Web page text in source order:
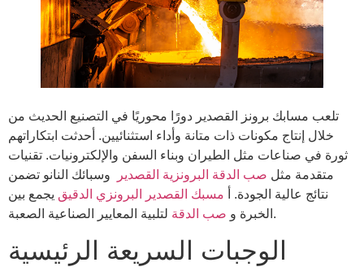
تلعب مسابك برونز القصدير دورًا محوريًا في التصنيع الحديث من
خلال إنتاج مكونات ذات متانة وأداء استثنائيين. أحدثت ابتكاراتهم
ثورة في صناعات مثل الطيران وبناء السفن والإلكترونيات. تقنيات
متقدمة مثل صب الدقة البرونزية القصدير
وسبائك النانو تضمن
نتائج عالية الجودة. أ مسبك القصدير البرونزي الدقيق يجمع بين
الخبرة و صب الدقة لتلبية المعايير الصناعية الصعبة.
الوجبات السريعة الرئيسية